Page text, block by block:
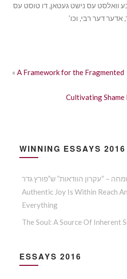
טבע וואלסט עס נישט געטאן, דו טוסט עס
דער רבי, וכו’
« A Framework for the Fragmented
Cultivating Shame
WINNING ESSAYS 2016
Authentic Joy Is Within Reach
Everything
The Soul: A Source Of Inherent
ESSAYS 2016